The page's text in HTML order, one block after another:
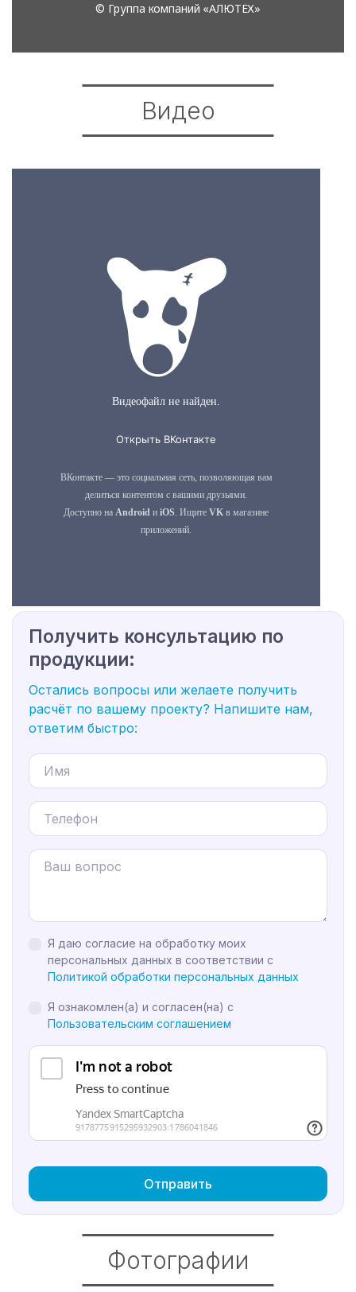
Видео
Получить консультацию по
продукции:
Остались вопросы или желаете получить
расчёт по вашему проекту? Напишите нам,
ответим быстро:
Я даю согласие на обработку моих
персональных данных в соответствии с
Политикой обработки персональных данных
Я ознакомлен(а) и согласен(на) с
Пользовательским соглашением
Отправить
Фотографии